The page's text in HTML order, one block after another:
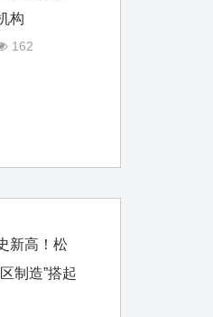
构
162
新高！松
制造”搭起